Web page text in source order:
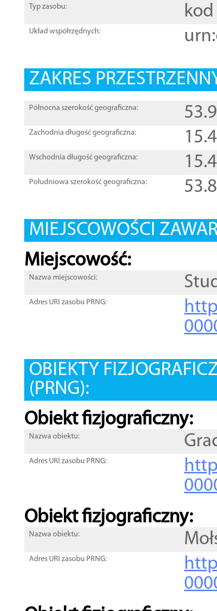
Typ zasobu: kod
Układ współrzędnych:
ZAKRES
Północna szerokość geograficzna:
Zachodnia długość geograficzna:
Wschodnia długość geograficzna:
Południowa szerokość geograficzna:
MIEJSCOWOŚCI
Miejscowość:
Nazwa miejscowości:
Adres URI zasobu PRNG:
OBIEKTY
(PRNG):
Obiekt fizjograficzny:
Nazwa obiektu:
Adres URI zasobu PRNG:
Obiekt fizjograficzny:
Nazwa obiektu:
Adres URI zasobu PRNG: